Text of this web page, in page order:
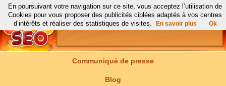
Communiqué de presse
Blog
En poursuivant votre navigation sur ce site, vous acceptez l’utilisation de
Cookies pour vous proposer des publicités ciblées adaptés à vos centres
d’intérêts et réaliser des statistiques de visites.
En savoir plus Ok